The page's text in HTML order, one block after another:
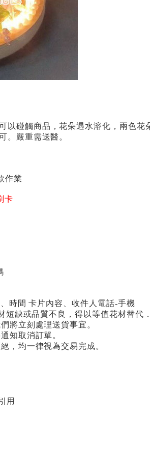
以碰觸商品，花朵遇水溶化，兩色花
。嚴重需送醫。
作業
卡
時間 卡片內容、收件人電話-手機
短缺或品質不良，得以等值花材替代
將立刻處理送貨事宜。
知取消訂單。
，均一律視為交易完成。
用